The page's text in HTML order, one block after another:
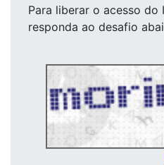
Para liberar o acesso do
responda ao desafio